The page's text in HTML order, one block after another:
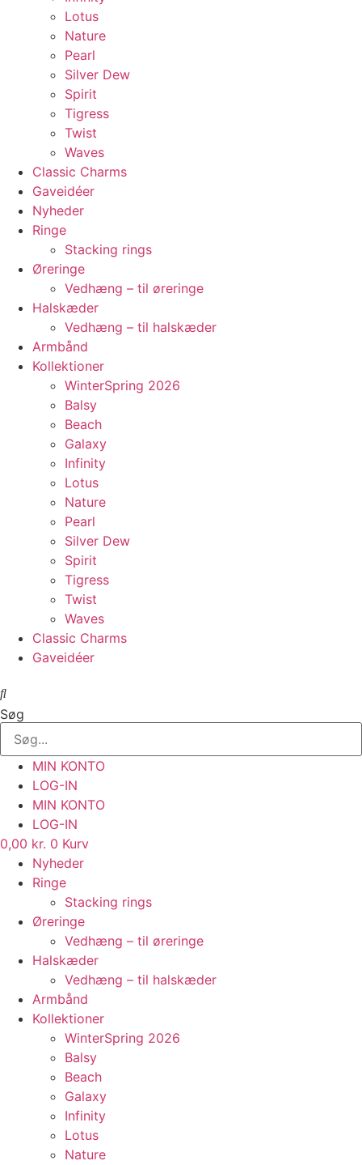
Lotus
Nature
Pearl
Silver Dew
Spirit
Tigress
Twist
Waves
Classic Charms
Gaveidéer
Nyheder
Ringe
Stacking rings
Øreringe
Vedhæng – til øreringe
Halskæder
Vedhæng – til halskæder
Armbånd
Kollektioner
WinterSpring 2026
Balsy
Beach
Galaxy
Infinity
Lotus
Nature
Pearl
Silver Dew
Spirit
Tigress
Twist
Waves
Classic Charms
Gaveidéer
Søg
MIN KONTO
LOG-IN
MIN KONTO
LOG-IN
0,00 kr. 0 Kurv
Nyheder
Ringe
Stacking rings
Øreringe
Vedhæng – til øreringe
Halskæder
Vedhæng – til halskæder
Armbånd
Kollektioner
WinterSpring 2026
Balsy
Beach
Galaxy
Infinity
Lotus
Nature